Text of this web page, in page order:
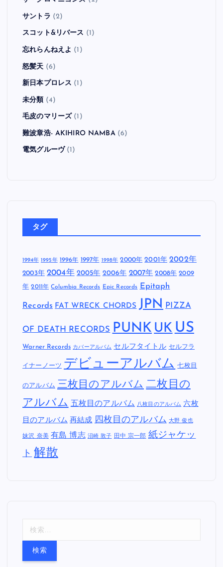
サントラ (2)
スコット&リバース (1)
忘れらんねえよ (1)
怒髪天 (6)
新日本プロレス (1)
未分類 (4)
毛皮のマリーズ (1)
難波章浩- AKIHIRO NAMBA(6)
電気グルーヴ(1)
タグ
1994年 1995年 1996年 1997年 1998年 2000年 2001年 2002年
2003年 2004年 2005年 2006年 2007年 2008年 2009
年 2011年 Columbia Records Epic Records Epitaph
Records FAT WRECK CHORDS JPN PIZZA
OF DEATH RECORDS PUNK UK US
Warner Records カバーアルバム セルフタイトル セルフラ
イナーノーツ デビューアルバム 七枚目
のアルバム 三枚目のアルバム 二枚目の
アルバム 五枚目のアルバム 八枚目のアルバム 六枚
目のアルバム 再結成 四枚目のアルバム 大野 俊也
妹沢 奈美 有島 博志 沼崎 敦子 田中 宗一郎 紙ジャケッ
ト 解散